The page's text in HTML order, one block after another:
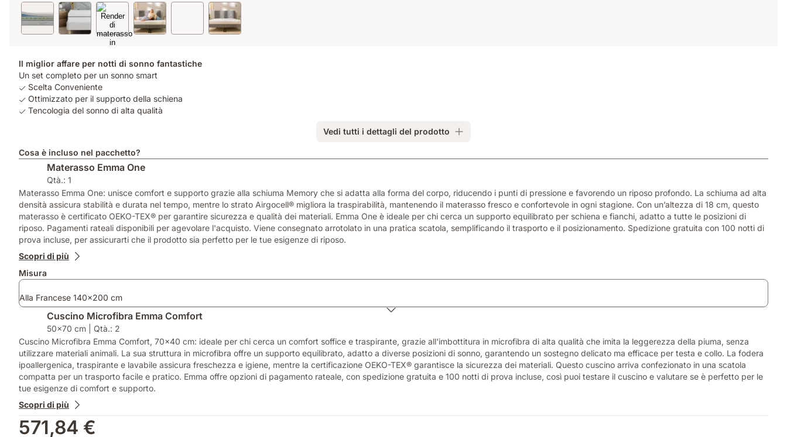
Il miglior affare per notti di sonno fantastiche
Un set completo per un sonno smart
Scelta Conveniente
Ottimizzato per il supporto della schiena
Tencologia del sonno di alta qualità
Vedi tutti i dettagli del prodotto
Cosa è incluso nel pacchetto?
Materasso Emma One
Qtà.: 1
Materasso Emma One: unisce comfort e supporto grazie alla schiuma Memory che si adatta alla forma del corpo, riducendo i punti di pressione e favorendo un riposo profondo. La schiuma ad alta
densità assicura stabilità e durata nel tempo, mentre lo strato Airgocell® migliora la traspirabilità, mantenendo il materasso fresco e confortevole in ogni stagione. Con un’altezza di 18 cm, questo
materasso è certificato OEKO-TEX® per garantire sicurezza e qualità dei materiali. Emma One è ideale per chi cerca un supporto equilibrato per schiena e fianchi, adatto a tutte le posizioni di
riposo. Pagamenti rateali disponibili per agevolare l'acquisto. Viene consegnato arrotolato in una pratica scatola, semplificando il trasporto e il posizionamento. Spedizione gratuita con 100 notti di
prova incluse, per assicurarti che il prodotto sia perfetto per le tue esigenze di riposo.
Scopri di più
Misura
Alla Francese 140x200 cm
Cuscino Microfibra Emma Comfort​
50x70 cm | Qtà.: 2
Cuscino Microfibra Emma Comfort, 70x40 cm: ideale per chi cerca un comfort soffice e traspirante, grazie all'imbottitura in microfibra di alta qualità che imita la leggerezza della piuma, senza
utilizzare materiali animali. La sua struttura in microfibra offre un supporto equilibrato, adatto a diverse posizioni di sonno, garantendo un sostegno delicato ma efficace per testa e collo. La fodera
ipoallergenica, traspirante e lavabile assicura freschezza e igiene, mentre la certificazione OEKO-TEX® garantisce la sicurezza dei materiali. Questo cuscino arriva confezionato in una scatola
compatta per un trasporto facile e pratico. Emma offre opzioni di pagamento rateale, con spedizione gratuita e 100 notti di prova incluse, così puoi testare il cuscino e valutare se è perfetto per le
tue esigenze di comfort e supporto.
Scopri di più
571,84 €